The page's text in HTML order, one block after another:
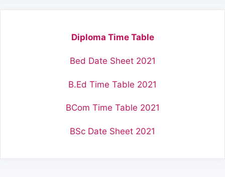
Diploma Time Table
Bed Date Sheet 2021
B.Ed Time Table 2021
BCom Time Table 2021
BSc Date Sheet 2021